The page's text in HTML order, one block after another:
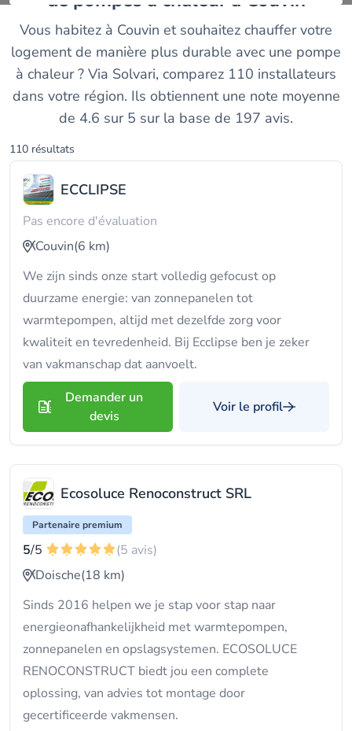
Vous habitez à Couvin et souhaitez chauffer votre
logement de manière plus durable avec une pompe
à chaleur ? Via Solvari, comparez 110 installateurs
dans votre région. Ils obtiennent une note moyenne
de 4.6 sur 5 sur la base de 197 avis.
110 résultats
ECCLIPSE
Pas encore d'évaluation
Couvin(6 km)
We zijn sinds onze start volledig gefocust op
duurzame energie: van zonnepanelen tot
warmtepompen, altijd met dezelfde zorg voor
kwaliteit en tevredenheid. Bij Ecclipse ben je zeker
van vakmanschap dat aanvoelt.
Demander un
devis
Voir le profil
Ecosoluce Renoconstruct SRL
Partenaire premium
5/5
(5 avis)
Doische(18 km)
Sinds 2016 helpen we je stap voor stap naar
energieonafhankelijkheid met warmtepompen,
zonnepanelen en opslagsystemen. ECOSOLUCE
RENOCONSTRUCT biedt jou een complete
oplossing, van advies tot montage door
gecertificeerde vakmensen.